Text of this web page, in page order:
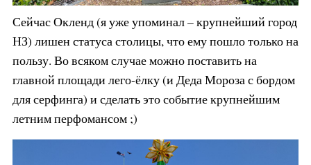
Сейчас Окленд (я уже упоминал – крупнейший город
НЗ) лишен статуса столицы, что ему пошло только на
пользу. Во всяком случае можно поставить на
главной площади лего-ёлку (и Деда Мороза с бордом
для серфинга) и сделать это событие крупнейшим
летним перфомансом ;)